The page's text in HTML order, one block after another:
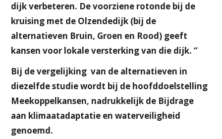
dijk verbeteren. De voorziene rotonde bij de
kruising met de Olzendedijk (bij de
alternatieven Bruin, Groen en Rood) geeft
kansen voor lokale versterking van die dijk. “
Bij de vergelijking van de alternatieven in
diezelfde studie wordt bij de hoofddoelstelling
Meekoppelkansen, nadrukkelijk de Bijdrage
aan klimaatadaptatie en waterveiligheid
genoemd.